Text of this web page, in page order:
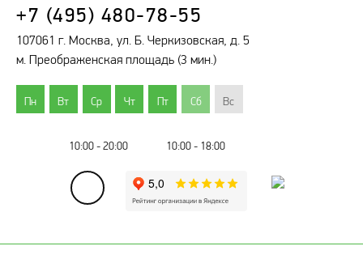
+7 (495) 480-78-55
107061 г. Москва, ул. Б. Черкизовская, д. 5
м. Преображенская площадь (3 мин.)
Пн Вт Ср Чт Пт Сб Вс
10:00 - 20:00 10:00 - 18:00